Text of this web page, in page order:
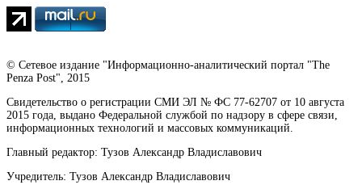
© Сетевое издание "Информационно-аналитический портал "The
Penza Post", 2015
Свидетельство о регистрации СМИ ЭЛ № ФС 77-62707 от 10 августа
2015 года, выдано Федеральной службой по надзору в сфере связи,
информационных технологий и массовых коммуникаций.
Главный редактор: Тузов Александр Владиславович
Учредитель: Тузов Александр Владиславович